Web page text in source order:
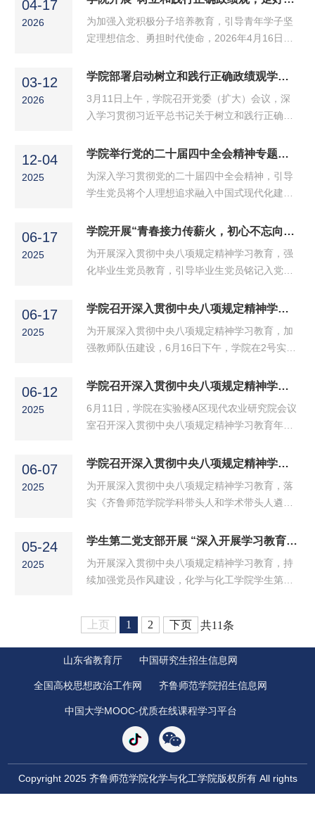
人、立足应用做好科研、...
高校教师应不忘初心使命，潜心治学、用心育
人，培育出信念坚定、本领过硬、踏实肯干、担
专业学识、锤炼过硬本领、涵养责任担当。随
后，杨冰川结合自身学习与育人经历，...
04-17
2026
为加强入党积极分子培养教育，引导青年学子坚
定理想信念、勇担时代使命，2026年4月16日，
政绩观，走好新时代的长征路”为题，在2026年上
上，杨睿紧扣学校和学院开展树立和践行正确政
绩观学习教育要求，围绕主题层层递进、深入阐
回望革命先辈的奋斗历程，引导大家从红色精神
中感悟初心使命。随后，...
03-12
2026
学院部署启动树立和践行正确政绩观学习教育
3月11日上午，学院召开党委（扩大）会议，深
入学习贯彻习近平总书记关于树立和践行正确政
署，传达学校党的建设工作领导小组（扩大）会
育。学院党委书记巩磊主持会议。 会议伊始，全
体参会人员观看视频，学习贯彻习近平总书记关
重要指示精神，深刻领会学习教育的核心要求与
重要意义。随后，巩磊传达了《...
12-04
2025
学院举行党的二十届四中全会精神专题宣讲会
为深入学习贯彻党的二十届四中全会精神，引导
学生党员将个人理想追求融入中国式现代化建设
会议室举行“深学全会精神，勇担时代使命——为
委副书记梅茹主讲，学生第一党支部、第二党支
部全体师生党员参会。会议伊始，梅茹带领大家
会第四次全体会议公报》和《中共中央关于制定
国民经济和社会发展第十五个五年规划的建
议》...
06-17
2025
学院开展“青春接力传薪火，初心不忘向远方”主题党日活动暨毕业生党员行前教育座谈会
为开展深入贯彻中央八项规定精神学习教育，强
化毕业生党员教育，引导毕业生党员铭记入党初
学生第一、第二党支部于6月16日中午在学院会
方”主题党日活动暨毕业生党员行前教育座谈会。
学院学生第一、第二党支部全体师生党员参加，
对象、入党积极分子列席。活动由学生第二党支
部书记杨睿主持。活动在“...
06-17
2025
学院召开深入贯彻中央八项规定精神学习教育集中调研座谈会
为开展深入贯彻中央八项规定精神学习教育，加
强教师队伍建设，6月16日下午，学院在2号实验
习教育集中调研座谈会，学院党委书记巩磊，院
进教师参加，巩磊主持会议。本次集中调研采取
会前线上征集和会上发言相结合的方式开展，新
贯彻中央八项规定精神、加强师德师风建设、重
视意识形态三个方面...
06-12
2025
学院召开深入贯彻中央八项规定精神学习教育年轻干部专题研讨会
6月11日，学院在实验楼A区现代农业研究院会议
室召开深入贯彻中央八项规定精神学习教育年轻
讲话，副院长张旭雪、杨冰川，团总支书记杨睿
了年轻干部警示教育片《赌输青春的90后干
部》。随后，5位年轻干部代表结合岗位实际，围
况。巩磊指出，年轻干部作为党和国家事业发展
的生力军，是中国特色社会...
06-07
2025
学院召开深入贯彻中央八项规定精神学习教育主题调研交流会
为开展深入贯彻中央八项规定精神学习教育，落
实《齐鲁师范学院学科带头人和学术带头人遴选
文件要求，6月6日，学院组织召开深入贯彻中央
委书记巩磊、院长曹晓荣、党委副书记梅茹、副
院长杨冰川，学术带头人及骨干教师代表参会，
学校文件，研讨学术带头人遴选及管理中的廉政
05-24
2025
学生第二党支部开展 “深入开展学习教育，持续加强作风建设” 主题党日活动
为开展深入贯彻中央八项规定精神学习教育，持
续加强党员作风建设，化学与化工学院学生第二
生第二党支部全体师生党员参加，部分入党积极
分子列席。活动由党支部书记杨睿主持。活动
中，党支部副书记、纪检委员王海涛领学第10期
《求是》杂志发表的习近平总书记的重要文章
引领社风民风》，组织...
上页 1 2 下页 共11条
山东省教育厅 中国研究生招生信息网
全国高校思想政治工作网 齐鲁师范学院招生信息网
中国大学MOOC-优质在线课程学习平台
Copyright 2025 齐鲁师范学院化学与化工学院版权所有 All rights